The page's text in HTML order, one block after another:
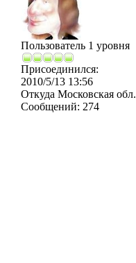
Пользователь 1 уровня
Присоединился:
2010/5/13 13:56
Откуда Московская обл.
Сообщений: 274